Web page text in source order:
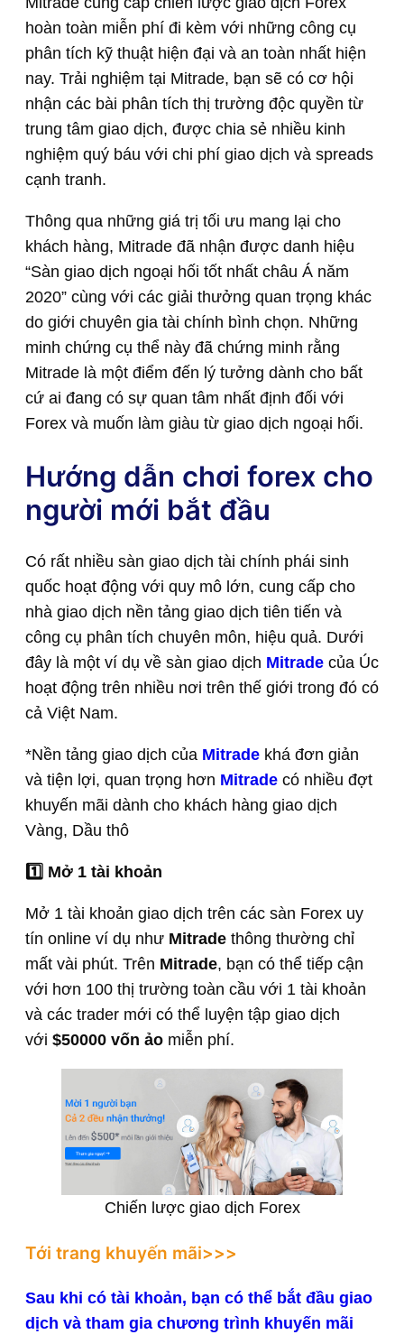
hoàn toàn miễn phí đi kèm với những công cụ
phân tích kỹ thuật hiện đại và an toàn nhất hiện
nay. Trải nghiệm tại Mitrade, bạn sẽ có cơ hội
nhận các bài phân tích thị trường độc quyền từ
trung tâm giao dịch, được chia sẻ nhiều kinh
nghiệm quý báu với chi phí giao dịch và spreads
cạnh tranh.
Thông qua những giá trị tối ưu mang lại cho
khách hàng, Mitrade đã nhận được danh hiệu
“Sàn giao dịch ngoại hối tốt nhất châu Á năm
2020” cùng với các giải thưởng quan trọng khác
do giới chuyên gia tài chính bình chọn. Những
minh chứng cụ thể này đã chứng minh rằng
Mitrade là một điểm đến lý tưởng dành cho bất
cứ ai đang có sự quan tâm nhất định đối với
Forex và muốn làm giàu từ giao dịch ngoại hối.
Hướng dẫn chơi forex cho
người mới bắt đầu
Có rất nhiều sàn giao dịch tài chính phái sinh
quốc hoạt động với quy mô lớn, cung cấp cho
nhà giao dịch nền tảng giao dịch tiên tiến và
công cụ phân tích chuyên môn, hiệu quả. Dưới
đây là một ví dụ về sàn giao dịch Mitrade của Úc
hoạt động trên nhiều nơi trên thế giới trong đó có
cả Việt Nam.
*Nền tảng giao dịch của Mitrade khá đơn giản
và tiện lợi, quan trọng hơn Mitrade có nhiều đợt
khuyến mãi dành cho khách hàng giao dịch
Vàng, Dầu thô
1️⃣ Mở 1 tài khoản
Mở 1 tài khoản giao dịch trên các sàn Forex uy
tín online ví dụ như Mitrade thông thường chỉ
mất vài phút. Trên Mitrade, bạn có thể tiếp cận
với hơn 100 thị trường toàn cầu với 1 tài khoản
và các trader mới có thể luyện tập giao dịch
với $50000 vốn ảo miễn phí.
Chiến lược giao dịch Forex
Tới trang khuyến mãi>>>
Sau khi có tài khoản, bạn có thể bắt đầu giao
dịch và tham gia chương trình khuyến mãi